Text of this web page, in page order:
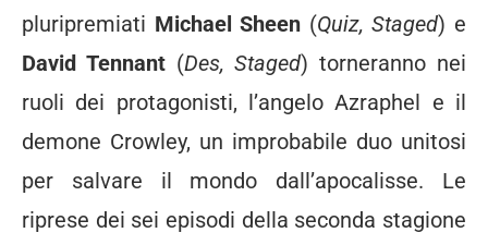
pluripremiati Michael Sheen (Quiz, Staged) e
David Tennant(Des, Staged) torneranno nei
ruoli dei protagonisti, l’angelo Azraphel e il
demone Crowley, un improbabile duo unitosi
per salvare il mondo dall’apocalisse. Le
riprese dei sei episodi della seconda stagione